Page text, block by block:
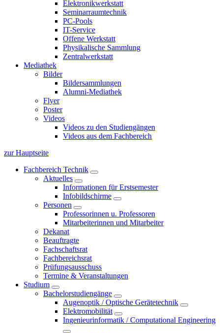
Elektronikwerkstatt
Seminarraumtechnik
PC-Pools
IT-Service
Offene Werkstatt
Physikalische Sammlung
Zentralwerkstatt
Mediathek
Bilder
Bildersammlungen
Alumni-Mediathek
Flyer
Poster
Videos
Videos zu den Studiengängen
Videos aus dem Fachbereich
zur Hauptseite
Fachbereich Technik
Aktuelles
Informationen für Erstsemester
Infobildschirme
Personen
Professorinnen u. Professoren
Mitarbeiterinnen und Mitarbeiter
Dekanat
Beauftragte
Fachschaftsrat
Fachbereichsrat
Prüfungsausschuss
Termine & Veranstaltungen
Studium
Bachelorstudiengänge
Augenoptik / Optische Gerätetechnik
Elektromobilität
Ingenieurinformatik / Computational Engineering